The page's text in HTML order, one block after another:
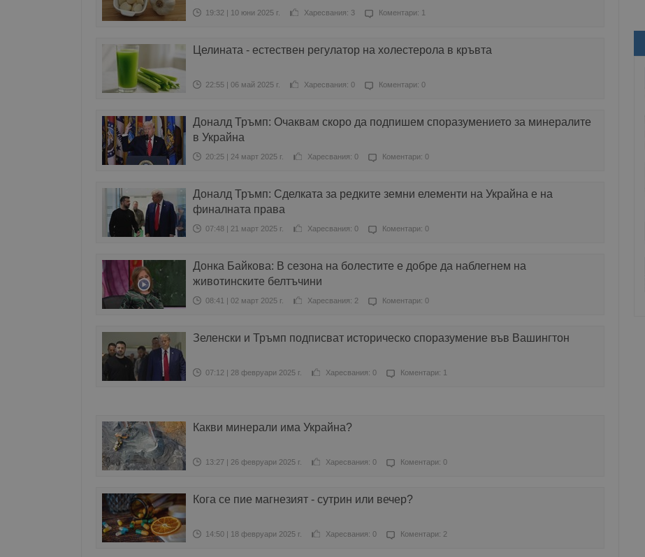
19:32 | 10 юни 2025 г. Харесвания: 3 Коментари: 1
Целината - естествен регулатор на холестерола в кръвта
22:55 | 06 май 2025 г. Харесвания: 0 Коментари: 0
Доналд Тръмп: Очаквам скоро да подпишем споразумението за минералите
в Украйна
20:25 | 24 март 2025 г. Харесвания: 0 Коментари: 0
Доналд Тръмп: Сделката за редките земни елементи на Украйна е на
финалната права
07:48 | 21 март 2025 г. Харесвания: 0 Коментари: 0
Донка Байкова: В сезона на болестите е добре да наблегнем на
животинските белтъчини
08:41 | 02 март 2025 г. Харесвания: 2 Коментари: 0
Зеленски и Тръмп подписват историческо споразумение във Вашингтон
07:12 | 28 февруари 2025 г. Харесвания: 0 Коментари: 1
Какви минерали има Украйна?
13:27 | 26 февруари 2025 г. Харесвания: 0 Коментари: 0
Кога се пие магнезият - сутрин или вечер?
14:50 | 18 февруари 2025 г. Харесвания: 0 Коментари: 2